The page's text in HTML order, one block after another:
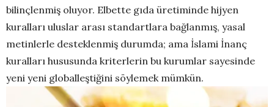
bilinçlenmiş oluyor. Elbette gıda üretiminde hijyen
kuralları uluslar arası standartlara bağlanmış, yasal
metinlerle desteklenmiş durumda; ama İslami İnanç
kuralları hususunda kriterlerin bu kurumlar sayesinde
yeni yeni globalleştiğini söylemek mümkün.